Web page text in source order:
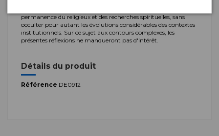
permanence du religieux et des recherches spirituelles, sans
occulter pour autant les évolutions considérables des contextes
institutionnels. Sur ce sujet aux contours complexes, les
présentes réflexions ne manqueront pas d'intérêt.
Détails du produit
Référence DE0912